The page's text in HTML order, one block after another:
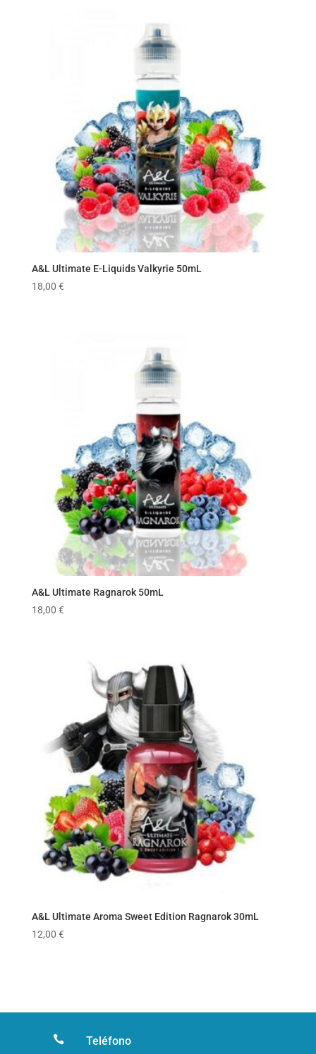
A&L Ultimate E-Liquids Valkyrie 50mL
18,00 €
A&L Ultimate Ragnarok 50mL
18,00 €
A&L Ultimate Aroma Sweet Edition Ragnarok 30mL
12,00 €
 Teléfono